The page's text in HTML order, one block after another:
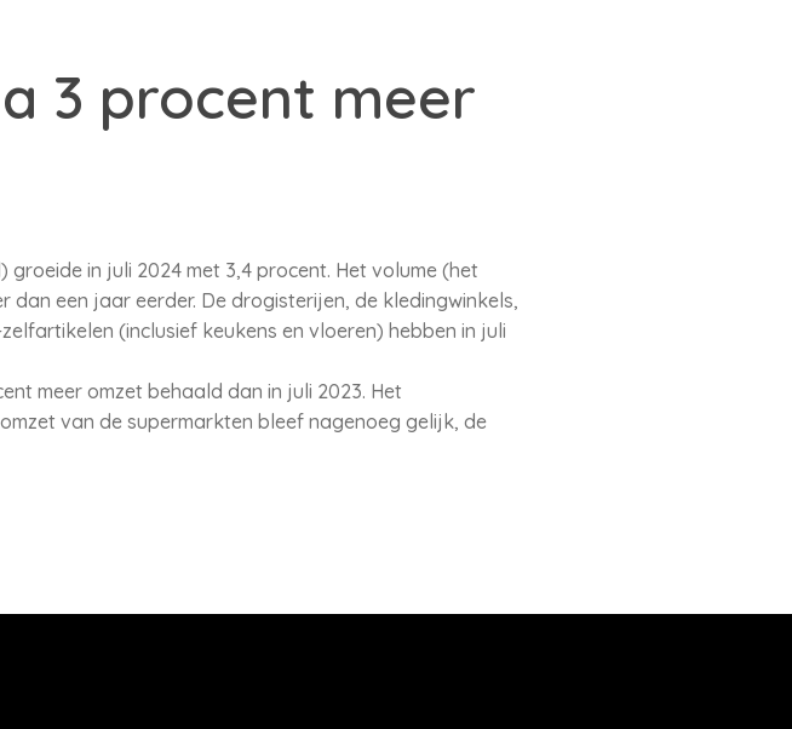
3 procent meer
in juli 2024 met 3,4 procent. Het volume (het
een jaar eerder. De drogisterijen, de kledingwinkels,
(inclusief keukens en vloeren) hebben in juli
meer omzet behaald dan in juli 2023. Het
van de supermarkten bleef nagenoeg gelijk, de